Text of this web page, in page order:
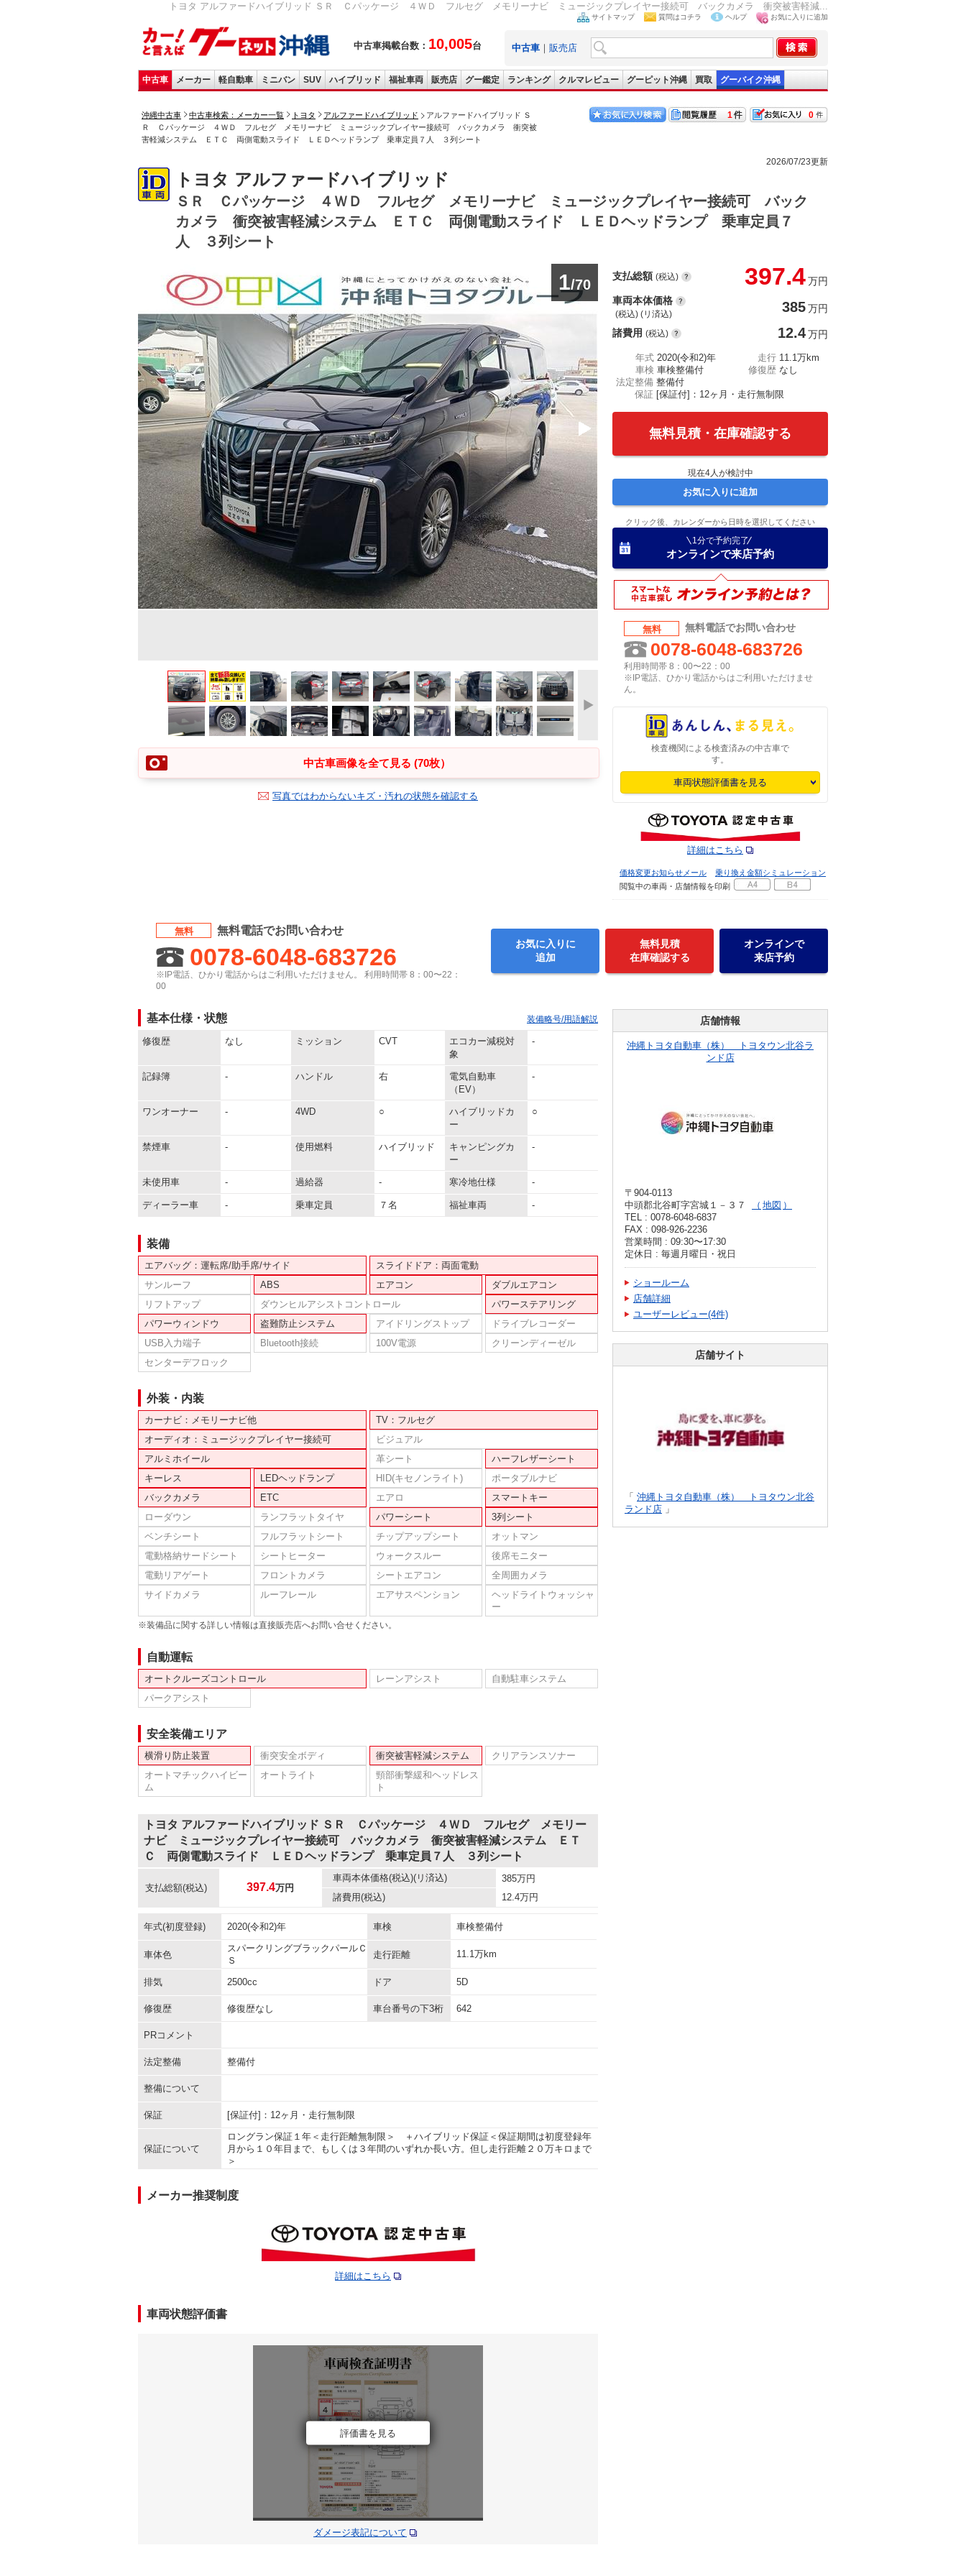
トヨタ アルファードハイブリッド ＳＲ Ｃパッケージ ４ＷＤ フルセグ メモリーナビ ミュージックプレイヤー接続可 バックカメラ 衝突被害軽減...
中古車掲載台数： 10,005台
サイトマップ 質問はコチラ ヘルプ お気に入りに追加
中古車 ｜ 販売店
中古車 メーカー 軽自動車 ミニバン SUV ハイブリッド 福祉車両 販売店 グー鑑定 ランキング クルマレビュー グーピット沖縄 買取 グーバイク沖縄
沖縄中古車 中古車検索：メーカー一覧 トヨタ アルファードハイブリッド
アルファードハイブリッド Ｓ
Ｒ Ｃパッケージ ４ＷＤ フルセグ メモリーナビ ミュージックプレイヤー接続可 バックカメラ 衝突被
害軽減システム ＥＴＣ 両側電動スライド ＬＥＤヘッドランプ 乗車定員７人 ３列シート
0
1
2026/07/23更新
トヨタ アルファードハイブリッド
ＳＲ Ｃパッケージ ４ＷＤ フルセグ メモリーナビ ミュージックプレイヤー接続可 バック
カメラ 衝突被害軽減システム ＥＴＣ 両側電動スライド ＬＥＤヘッドランプ 乗車定員７
人 ３列シート
1/70
中古車画像を全て見る (70枚）
写真ではわからないキズ・汚れの状態を確認する
支払総額 (税込) 397.4万円
車両本体価格
(税込) (リ済込) 385万円
諸費用 (税込) 12.4万円
年式 2020(令和2)年 走行 11.1万km
車検 車検整備付 修復歴 なし
法定整備 整備付
保証 [保証付]：12ヶ月・走行無制限
無料見積・在庫確認する
現在4人が検討中
お気に入りに追加
クリック後、カレンダーから日時を選択してください
1分で予約完了
オンラインで来店予約
無料 無料電話でお問い合わせ
0078-6048-683726
利用時間帯 8：00〜22：00
※IP電話、ひかり電話からはご利用いただけませ
ん。
検査機関による検査済みの中古車で
す。
車両状態評価書を見る
詳細はこちら
価格変更お知らせメール
乗り換え金額シミュレーション
閲覧中の車両・店舗情報を印刷
無料 無料電話でお問い合わせ
0078-6048-683726
※IP電話、ひかり電話からはご利用いただけません。 利用時間帯 8：00〜22：
00
お気に入りに
追加
無料見積
在庫確認する
オンラインで
来店予約
基本仕様・状態 装備略号/用語解説
修復歴 なし ミッション CVT
エコカー減税対
象
-
記録簿 - ハンドル 右
電気自動車
（EV）
-
ワンオーナー - 4WD ○
ハイブリッドカ
ー
○
禁煙車 - 使用燃料 ハイブリッド
キャンピングカ
ー
-
未使用車 - 過給器 - 寒冷地仕様 -
ディーラー車 - 乗車定員 ７名 福祉車両 -
装備
エアバッグ：運転席/助手席/サイド
スライドドア：両面電動
サンルーフ
ABS エアコン
ダブルエアコン
リフトアップ
ダウンヒルアシストコントロール
パワーステアリング
パワーウィンドウ
盗難防止システム アイドリングストップ
ドライブレコーダー
USB入力端子
Bluetooth接続 100V電源
クリーンディーゼル
センターデフロック
外装・内装
カーナビ：メモリーナビ他
TV：フルセグ
オーディオ：ミュージックプレイヤー接続可
ビジュアル
アルミホイール
革シート
ハーフレザーシート
キーレス
LEDヘッドランプ HID(キセノンライト)
ポータブルナビ
バックカメラ
ETC エアロ
スマートキー
ローダウン
ランフラットタイヤ パワーシート
3列シート
ベンチシート
フルフラットシート チップアップシート
オットマン
電動格納サードシート
シートヒーター ウォークスルー
後席モニター
電動リアゲート
フロントカメラ シートエアコン
全周囲カメラ
サイドカメラ
ルーフレール エアサスペンション
ヘッドライトウォッシャ
ー
※装備品に関する詳しい情報は直接販売店へお問い合せください。
自動運転
オートクルーズコントロール レーンアシスト
自動駐車システム
パークアシスト
安全装備エリア
横滑り防止装置 衝突安全ボディ 衝突被害軽減システム
クリアランスソナー
オートマチックハイビー
ム
オートライト
頸部衝撃緩和ヘッドレス
ト
トヨタ アルファードハイブリッド ＳＲ Ｃパッケージ ４ＷＤ フルセグ メモリー
ナビ ミュージックプレイヤー接続可 バックカメラ 衝突被害軽減システム ＥＴ
Ｃ 両側電動スライド ＬＥＤヘッドランプ 乗車定員７人 ３列シート
支払総額(税込) 397.4万円
車両本体価格(税込)(リ済込) 385万円
諸費用(税込) 12.4万円
年式(初度登録) 2020(令和2)年 車検 車検整備付
車体色
スパークリングブラックパールＣ
Ｓ
走行距離 11.1万km
排気 2500cc ドア 5D
修復歴 修復歴なし 車台番号の下3桁 642
PRコメント
法定整備 整備付
整備について
保証 [保証付]：12ヶ月・走行無制限
保証について
ロングラン保証１年＜走行距離無制限＞ ＋ハイブリッド保証＜保証期間は初度登録年
月から１０年目まで、もしくは３年間のいずれか長い方。但し走行距離２０万キロまで
＞
メーカー推奨制度
詳細はこちら
車両状態評価書
評価書を見る
ダメージ表記について
店舗情報
沖縄トヨタ自動車（株） トヨタウン北谷ラ
ンド店
〒904-0113
中頭郡北谷町字宮城１－３７
地図
TEL : 0078-6048-6837
FAX : 098-926-2236
営業時間 : 09:30〜17:30
定休日 : 毎週月曜日・祝日
ショールーム
店舗詳細
ユーザーレビュー(4件)
店舗サイト
「 沖縄トヨタ自動車（株） トヨタウン北谷
ランド店 」